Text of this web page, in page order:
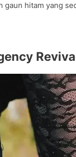
gaun hitam yang